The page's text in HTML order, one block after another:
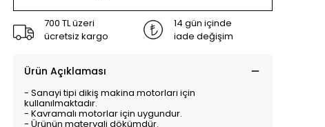
700 TL üzeri
ücretsiz kargo
14 gün içinde
iade değişim
Ürün Açıklaması
- Sanayi tipi dikiş makina motorları için
kullanılmaktadır.
- Kavramalı motorlar için uygundur.
- Ürünün materyali dökümdür.